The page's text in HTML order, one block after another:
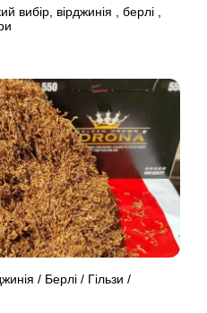
вибір, вірджинія , берлі ,
/ Берлі / Гільзи /